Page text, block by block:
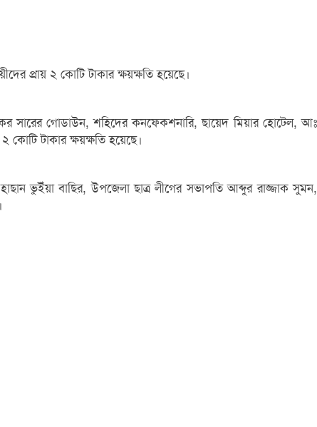
প্রায় ২ কোটি টাকার ক্ষয়ক্ষতি হয়েছে।
সারের গোডাউন, শহিদের কনফেকশনারি, ছায়েদ মিয়ার হোটেল, আঃ
টাকার ক্ষয়ক্ষতি হয়েছে।
ভুইঁয়া বাছির, উপজেলা ছাত্র লীগের সভাপতি আব্দুর রাজ্জাক সুমন,